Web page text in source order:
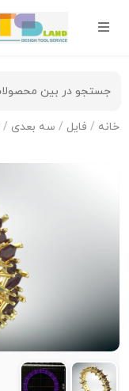
خانه / فایل / سه بعدی /